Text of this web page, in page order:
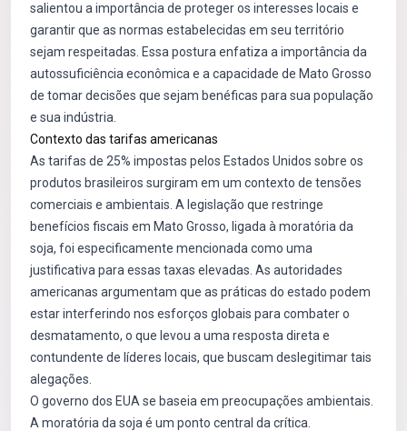
salientou a importância de proteger os interesses locais e
garantir que as normas estabelecidas em seu território
sejam respeitadas. Essa postura enfatiza a importância da
autossuficiência econômica e a capacidade de Mato Grosso
de tomar decisões que sejam benéficas para sua população
e sua indústria.
Contexto das tarifas americanas
As tarifas de 25% impostas pelos Estados Unidos sobre os
produtos brasileiros surgiram em um contexto de tensões
comerciais e ambientais. A legislação que restringe
benefícios fiscais em Mato Grosso, ligada à moratória da
soja, foi especificamente mencionada como uma
justificativa para essas taxas elevadas. As autoridades
americanas argumentam que as práticas do estado podem
estar interferindo nos esforços globais para combater o
desmatamento, o que levou a uma resposta direta e
contundente de líderes locais, que buscam deslegitimar tais
alegações.
O governo dos EUA se baseia em preocupações ambientais.
A moratória da soja é um ponto central da crítica.